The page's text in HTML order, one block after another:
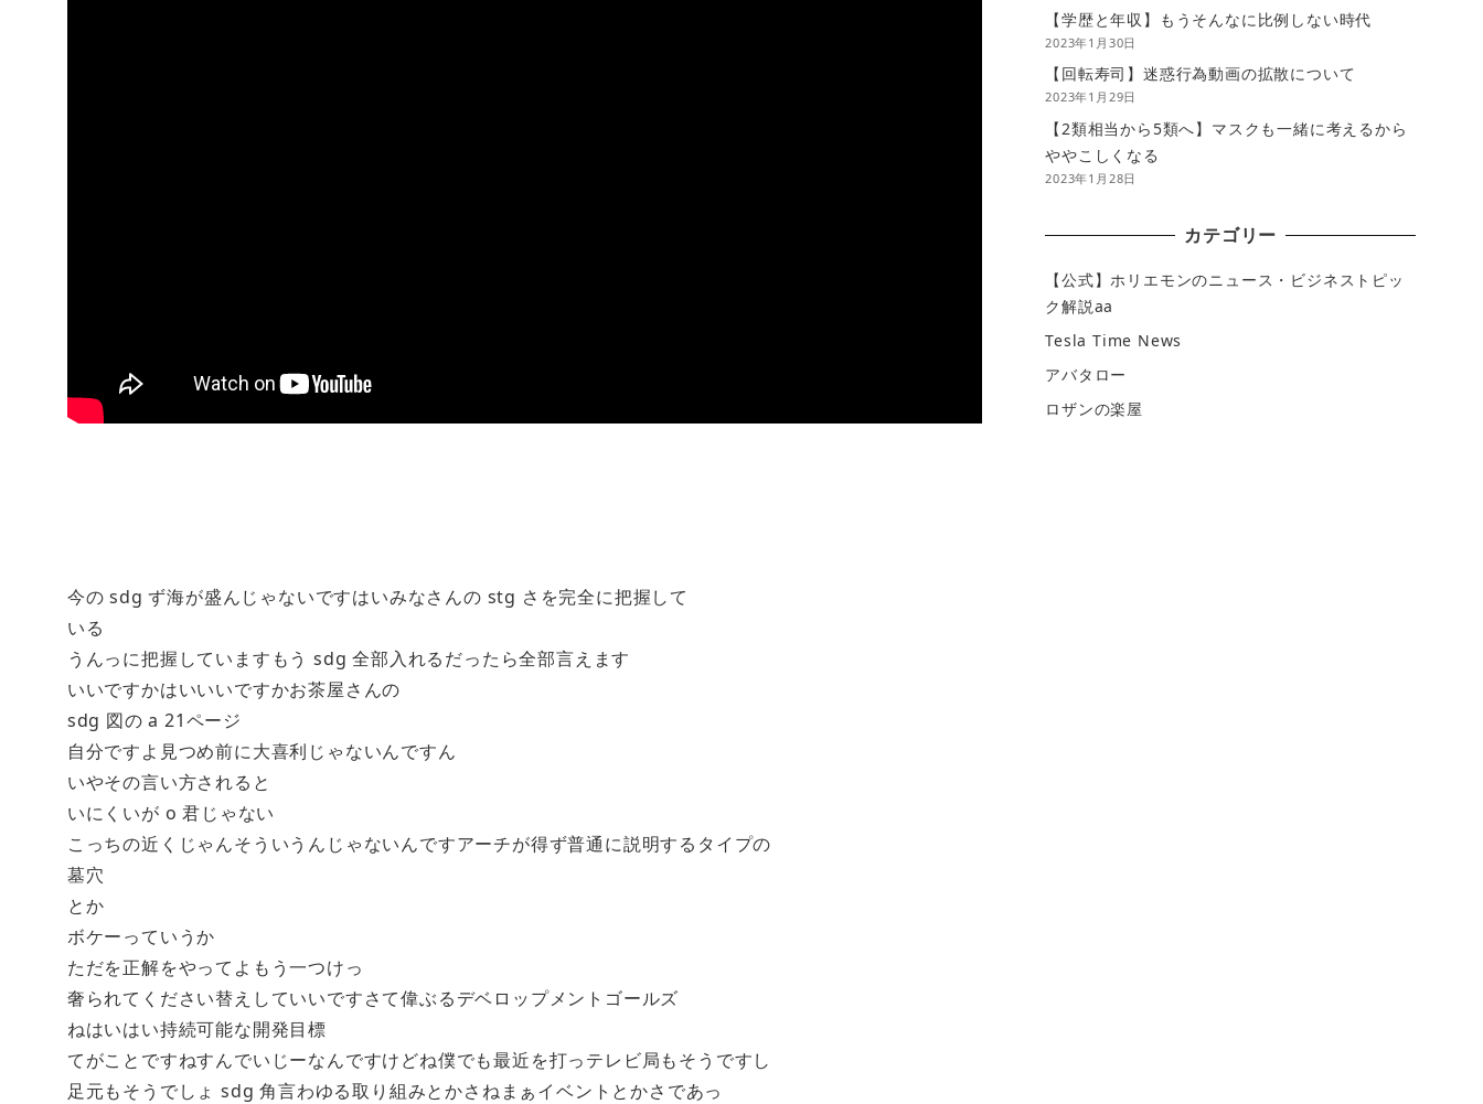
今の sdg ず海が盛んじゃないですはいみなさんの stg さを完全に把握して
いる
うんっに把握していますもう sdg 全部入れるだったら全部言えます
いいですかはいいいですかお茶屋さんの
sdg 図の a 21ページ
自分ですよ見つめ前に大喜利じゃないんですん
いやその言い方されると
いにくいが o 君じゃない
こっちの近くじゃんそういうんじゃないんですアーチが得ず普通に説明するタイプの
墓穴
とか
ボケーっていうか
ただを正解をやってよもう一つけっ
奢られてください替えしていいですさて偉ぶるデベロップメントゴールズ
ねはいはい持続可能な開発目標
てがことですねすんでいじーなんですけどね僕でも最近を打っテレビ局もそうですし
足元もそうでしょ sdg 角言わゆる取り組みとかさねまぁイベントとかさであっ
【学歴と年収】もうそんなに比例しない時代
2023年1月30日
【回転寿司】迷惑行為動画の拡散について
2023年1月29日
【2類相当から5類へ】マスクも一緒に考えるから
ややこしくなる
2023年1月28日
カテゴリー
【公式】ホリエモンのニュース・ビジネストピッ
ク解説aa
Tesla Time News
アバタロー
ロザンの楽屋